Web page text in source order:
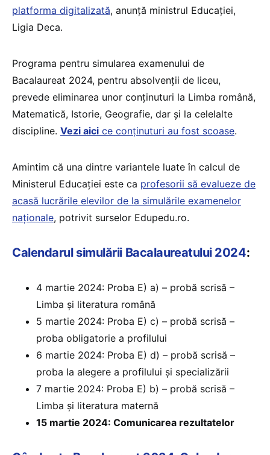
platforma digitalizată, anunță ministrul Educației,
Ligia Deca.
Programa pentru simularea examenului de
Bacalaureat 2024, pentru absolvenții de liceu,
prevede eliminarea unor conținuturi la Limba română,
Matematică, Istorie, Geografie, dar și la celelalte
discipline. Vezi aici ce conținuturi au fost scoase.
Amintim că una dintre variantele luate în calcul de
Ministerul Educației este ca profesorii să evalueze de
acasă lucrările elevilor de la simulările examenelor
naționale, potrivit surselor Edupedu.ro.
Calendarul simulării Bacalaureatului 2024:
4 martie 2024: Proba E) a) – probă scrisă –
Limba şi literatura română
5 martie 2024: Proba E) c) – probă scrisă –
proba obligatorie a profilului
6 martie 2024: Proba E) d) – probă scrisă –
proba la alegere a profilului şi specializării
7 martie 2024: Proba E) b) – probă scrisă –
Limba şi literatura maternă
15 martie 2024: Comunicarea rezultatelor